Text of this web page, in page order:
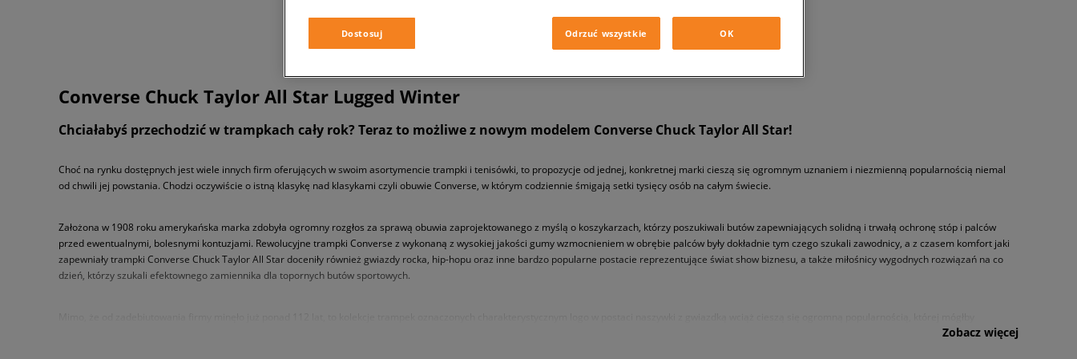
Converse Chuck Taylor All Star Lugged Winter
Chciałabyś przechodzić w trampkach cały rok? Teraz to możliwe z nowym modelem Converse Chuck Taylor All Star!
Choć na rynku dostępnych jest wiele innych firm oferujących w swoim asortymencie trampki i tenisówki, to propozycje od jednej, konkretnej marki cieszą się ogromnym uznaniem i niezmienną popularnością niemal
od chwili jej powstania. Chodzi oczywiście o istną klasykę nad klasykami czyli obuwie Converse, w którym codziennie śmigają setki tysięcy osób na całym świecie.
Założona w 1908 roku amerykańska marka zdobyła ogromny rozgłos za sprawą obuwia zaprojektowanego z myślą o koszykarzach, którzy poszukiwali butów zapewniających solidną i trwałą ochronę stóp i palców
przed ewentualnymi, bolesnymi kontuzjami. Rewolucyjne trampki Converse z wykonaną z wysokiej jakości gumy wzmocnieniem w obrębie palców były dokładnie tym czego szukali zawodnicy, a z czasem komfort jaki
zapewniały trampki Converse Chuck Taylor All Star doceniły również gwiazdy rocka, hip-hopu oraz inne bardzo popularne postacie reprezentujące świat show biznesu, a także miłośnicy wygodnych rozwiązań na co
dzień, którzy szukali efektownego zamiennika dla topornych butów sportowych.
pozazdrościć im niejeden konkurent, a marka Converse co sezon zaskakuje coraz bardziej rewolucyjnymi, designerskimi projektami, które zdobywają serca fanów streetwearu i sneakerheadów z całego świata.
Zobacz więcej
Dostosuj Odrzuć wszystkie OK